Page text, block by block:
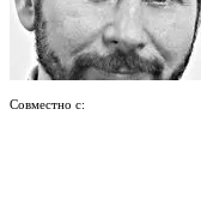
Совместно с: